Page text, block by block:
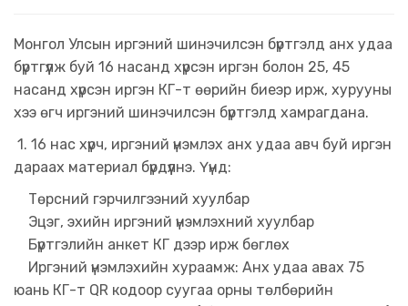
Монгол Улсын иргэний шинэчилсэн бүртгэлд анх удаа
бүртгүүлж буй 16 насанд хүрсэн иргэн болон 25, 45
насанд хүрсэн иргэн КГ-т өөрийн биеэр ирж, хурууны
хээ өгч иргэний шинэчилсэн бүртгэлд хамрагдана.
1. 16 нас хүрч, иргэний үнэмлэх анх удаа авч буй иргэн
дараах материал бүрдүүлнэ. Үүнд:
Төрсний гэрчилгээний хуулбар
Эцэг, эхийн иргэний үнэмлэхний хуулбар
Бүртгэлийн анкет КГ дээр ирж бөглөх
Иргэний үнэмлэхийн хураамж: Анх удаа авах 75
юань КГ-т QR кодоор суугаа орны төлбөрийн